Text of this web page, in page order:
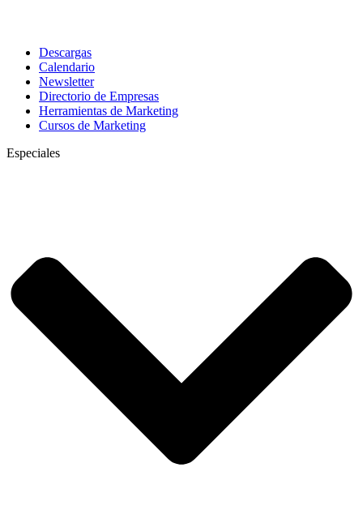
Descargas
Calendario
Newsletter
Directorio de Empresas
Herramientas de Marketing
Cursos de Marketing
Especiales